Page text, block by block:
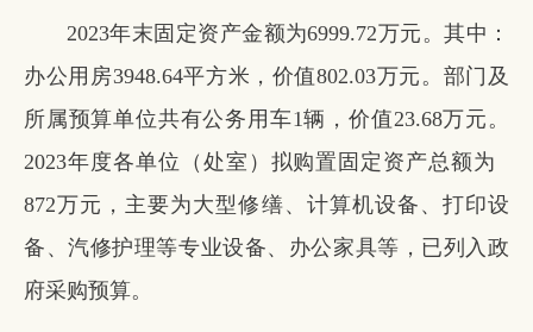
2023年末固定资产金额为6999.72万元。其中：
办公用房3948.64平方米，价值802.03万元。部门及
所属预算单位共有公务用车1辆，价值23.68万元。
2023年度各单位（处室）拟购置固定资产总额为
872万元，主要为大型修缮、计算机设备、打印设
备、汽修护理等专业设备、办公家具等，已列入政
府采购预算。